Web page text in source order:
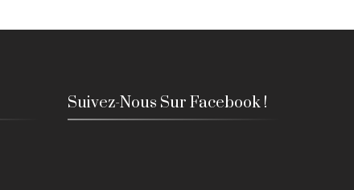
Suivez-Nous Sur Facebook !